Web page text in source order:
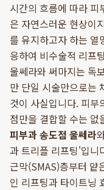
시간의 흐름에 따라 피
은 자연스러운 현상이
를 유지하고자 하는 열
응하여 비수술적 리프
울쎄라와 써마지는 독
만 단일 시술만으로는
것이 사실입니다. 피
점만을 결합할 수는 없
피부과 송도점 울쎄라
과 트리플 리프팅'입니
근막(SMAS)층부터 얕
인 리프팅과 타이트닝